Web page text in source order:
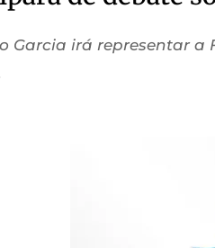
Garcia irá representar